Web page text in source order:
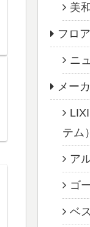
美
フロ
ニ
メー
テム）
ア
ゴ
ベ